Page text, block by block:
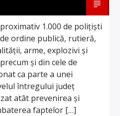
1.000 de polițiști
ordine publică, rutieră,
arme, explozivi și
și din cele de
ca parte a unei
întregului județ
atât prevenirea și
faptelor […]